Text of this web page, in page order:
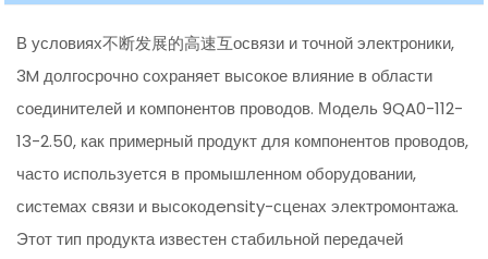
В условиях不断发展的高速互освязи и точной электроники,
3M долгосрочно сохраняет высокое влияние в области
соединителей и компонентов проводов. Модель 9QA0-112-
13-2.50, как примерный продукт для компонентов проводов,
часто используется в промышленном оборудовании,
системах связи и высокодensity-сценах электромонтажа.
Этот тип продукта известен стабильной передачей